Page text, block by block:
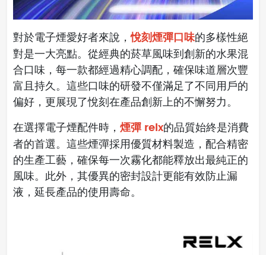
對於電子煙愛好者來說，悅刻煙彈口味的多樣性絕
對是一大亮點。從經典的菸草風味到創新的水果混
合口味，每一款都經過精心調配，確保味道層次豐
富且持久。這些口味的研發不僅滿足了不同用戶的
偏好，更展現了悅刻在產品創新上的不懈努力。
在選擇電子煙配件時， 煙彈 relx的品質始終是消費
者的首選。這些煙彈採用優質材料製造，配合精密
的生產工藝，確保每一次霧化都能釋放出最純正的
風味。此外，其優異的密封設計更能有效防止漏
液，延長產品的使用壽命。